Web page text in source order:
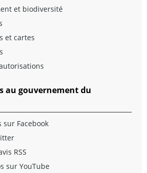
et biodiversité
et cartes
au gouvernement du
sur Facebook
RSS
sur YouTube